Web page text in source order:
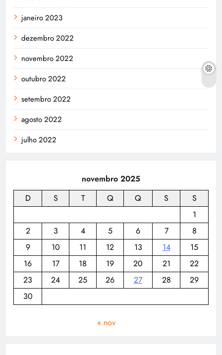
janeiro 2023
dezembro 2022
novembro 2022
outubro 2022
setembro 2022
agosto 2022
julho 2022
novembro 2025
D
S T Q Q S
S
1
2
3 4 5 6 7
8
9
10 11 12 13 14
15
16
17 18 19 20 21
22
23
24 25 26 27 28
29
30
« nov